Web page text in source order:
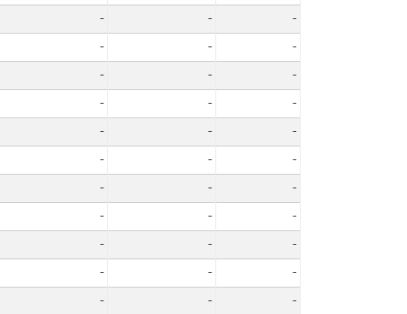
- -
-
- -
-
- -
-
- -
-
- -
-
- -
-
- -
-
- -
-
- -
-
- -
-
- -
-